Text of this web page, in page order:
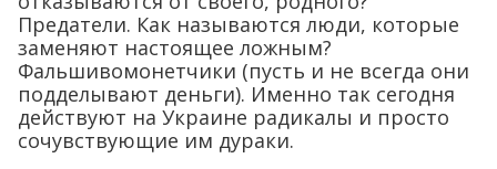
Предатели. Как называются люди, которые
заменяют настоящее ложным?
Фальшивомонетчики (пусть и не всегда они
подделывают деньги). Именно так сегодня
действуют на Украине радикалы и просто
сочувствующие им дураки.